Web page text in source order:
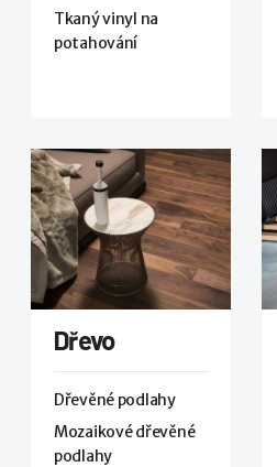
Tkaný vinyl na
potahování
Dřevo
Dřevěné podlahy
Mozaikové dřevěné
podlahy